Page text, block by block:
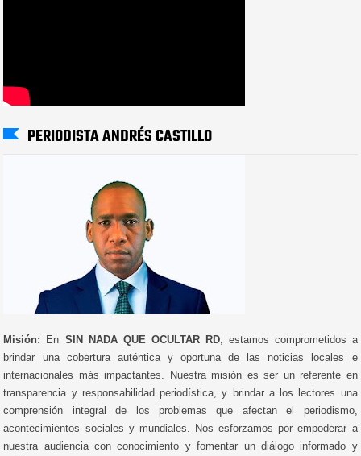
PERIODISTA ANDRÉS CASTILLO
Misión: En SIN NADA QUE OCULTAR RD, estamos comprometidos a
brindar una cobertura auténtica y oportuna de las noticias locales e
internacionales más impactantes. Nuestra misión es ser un referente en
transparencia y responsabilidad periodística, y brindar a los lectores una
comprensión integral de los problemas que afectan el periodismo,
acontecimientos sociales y mundiales. Nos esforzamos por empoderar a
nuestra audiencia con conocimiento y fomentar un diálogo informado y